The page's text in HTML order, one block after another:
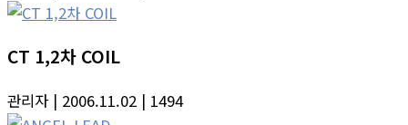
CT 1,2차 COIL
관리자 | 2006.11.02 | 1494